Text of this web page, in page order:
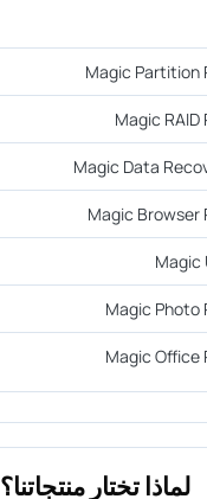
Magic Partition
Magic
Magic Data
Magic Browser
Magic
Magic Photo
Magic Office
لماذا تختار منتجاتنا؟